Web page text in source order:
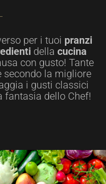
per i tuoi pranzi
della cucina
con gusto! Tante
secondo la migliore
i gusti classici
fantasia dello Chef!